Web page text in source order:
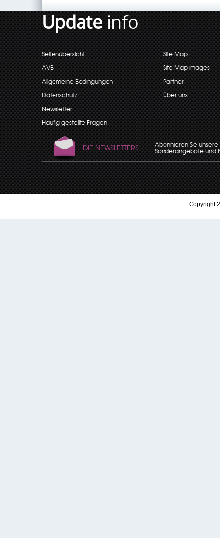
Updateinfo
Seitenübersicht
AVB
Allgemeine Bedingungen
Datenschutz
Newsletter
Häufig gestellte Fragen
Site Map
Site Map images
Partner
Über uns
DIE NEWSLETTERS Abonnieren Sie
Sonderangebote und
Copyright